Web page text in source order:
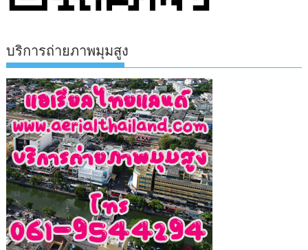
บริการถ่ายภาพมุมสูง